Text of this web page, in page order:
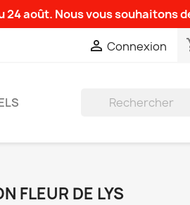
août. Nous vous souhaitons
 Connexion
FLEUR DE LYS